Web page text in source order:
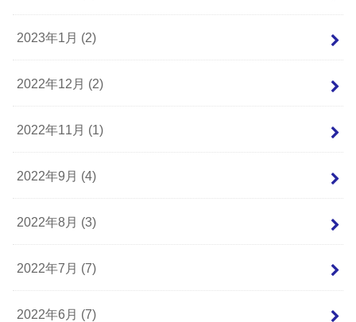
2023年1月 (2)
2022年12月 (2)
2022年11月 (1)
2022年9月 (4)
2022年8月 (3)
2022年7月 (7)
2022年6月 (7)